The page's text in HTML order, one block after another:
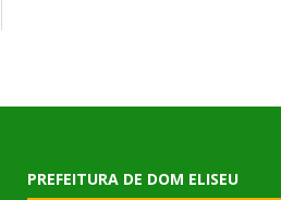
PREFEITURA DE DOM ELISEU